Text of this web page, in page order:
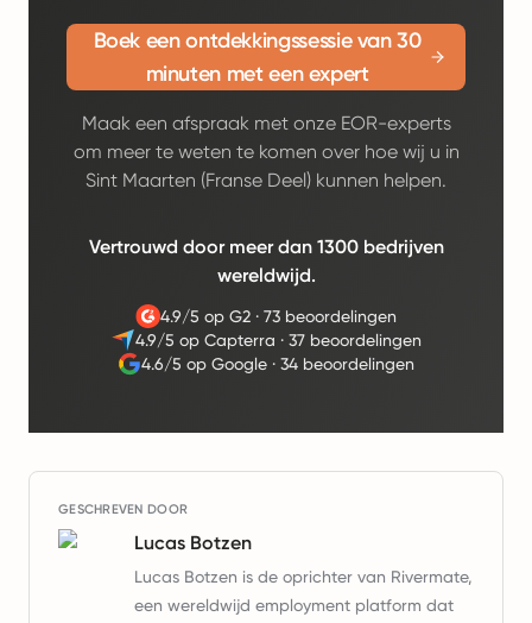
Boek een ontdekkingssessie van 30
minuten met een expert
Maak een afspraak met onze EOR-experts
om meer te weten te komen over hoe wij u in
Sint Maarten (Franse Deel) kunnen helpen.
Vertrouwd door meer dan 1300 bedrijven
wereldwijd.
4.9/5 op G2· 73 beoordelingen
4.9/5 op Capterra · 37 beoordelingen
4.6/5 op Google ·34 beoordelingen
GESCHREVEN DOOR
Lucas Botzen
Lucas Botzen is de oprichter van Rivermate,
een wereldwijd employment platform dat